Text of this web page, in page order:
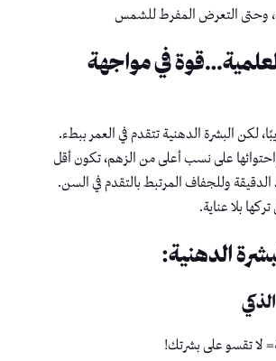
وحتى التعرض المفرط للشمس
في مواجهة
لكن البشرة الدهنية تتقدم في العمر ببطء.
على نسب أعلى من الزهم، تكون أقل
وللجفاف المرتبط بالتقدم في السن.
بلا عناية.
الدهنية:
لا تقسو على بشرتك!